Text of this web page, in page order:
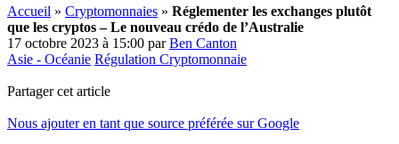
Accueil » Cryptomonnaies » Réglementer les exchanges plutôt
que les cryptos – Le nouveau crédo de l’Australie
17 octobre 2023 à 15:00 parBen Canton
Asie - Océanie Régulation Cryptomonnaie
Partager cet article
Nous ajouter en tant que source préférée sur Google